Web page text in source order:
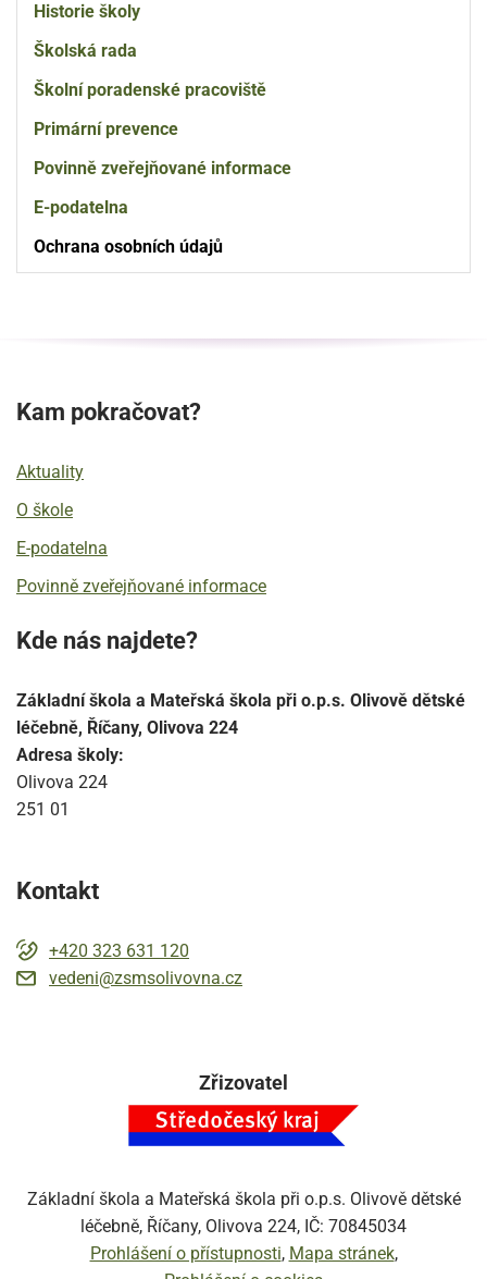
Historie školy
Školská rada
Školní poradenské pracoviště
Primární prevence
Povinně zveřejňované informace
E-podatelna
Ochrana osobních údajů
Kam pokračovat?
Aktuality
O škole
E-podatelna
Povinně zveřejňované informace
Kde nás najdete?
Základní škola a Mateřská škola při o.p.s. Olivově dětské
léčebně, Říčany, Olivova 224
Adresa školy:
Olivova 224
251 01
Kontakt
+420 323 631 120
vedeni@zsmsolivovna.cz
Zřizovatel
Základní škola a Mateřská škola při o.p.s. Olivově dětské
léčebně, Říčany, Olivova 224, IČ: 70845034
Prohlášení o přístupnosti Mapa stránek